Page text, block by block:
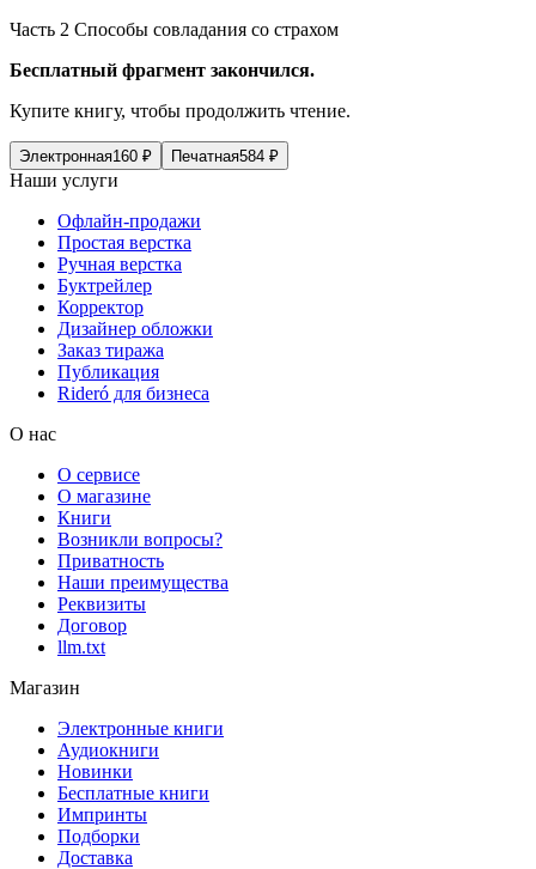
Часть 2 Способы совладания со страхом
Бесплатный фрагмент закончился.
Купите книгу, чтобы продолжить чтение.
Электронная160 ₽ Печатная584 ₽
Наши услуги
Офлайн-продажи
Простая верстка
Ручная верстка
Буктрейлер
Корректор
Дизайнер обложки
Заказ тиража
Публикация
Rideró для бизнеса
О нас
О сервисе
О магазине
Книги
Возникли вопросы?
Приватность
Наши преимущества
Реквизиты
Договор
llm.txt
Магазин
Электронные книги
Аудиокниги
Новинки
Бесплатные книги
Импринты
Подборки
Доставка